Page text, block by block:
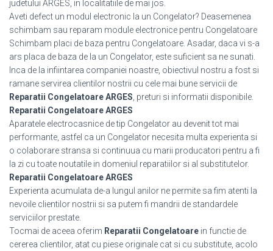
judetului ARGES, in localitatiile de mai jos.
Aveti defect un modul electronic la un Congelator? Deasemenea
schimbam sau reparam module electronice pentru Congelatoare
Schimbam placi de baza pentru Congelatoare. Asadar, daca vi s-a
ars placa de baza de la un Congelator, este suficient sa ne sunati.
Inca de la infiintarea companiei noastre, obiectivul nostru a fost si
ramane servirea clientilor nostrii cu cele mai bune servicii de
Reparatii Congelatoare ARGES, preturi si informatii disponibile.
Reparatii Congelatoare ARGES
Aparatele electrocasnice de tip Congelator au devenit tot mai
performante, astfel ca un Congelator necesita multa experienta si
o colaborare stransa si continuua cu marii producatori pentru a fi
la zi cu toate noutatile in domeniul reparatiilor si al substitutelor.
Reparatii Congelatoare ARGES
Experienta acumulata de-a lungul anilor ne permite sa fim atenti la
nevoile clientilor nostrii si sa putem fi mandrii de standardele
serviciilor prestate.
Tocmai de aceea oferim Reparatii Congelatoare in functie de
cererea clientilor, atat cu piese originale cat si cu substitute, acolo